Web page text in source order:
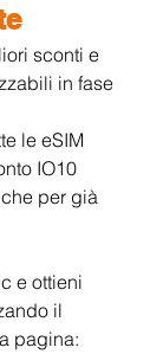
sconti e
in fase
le eSIM
IO10
per già
e ottieni
il
pagina: